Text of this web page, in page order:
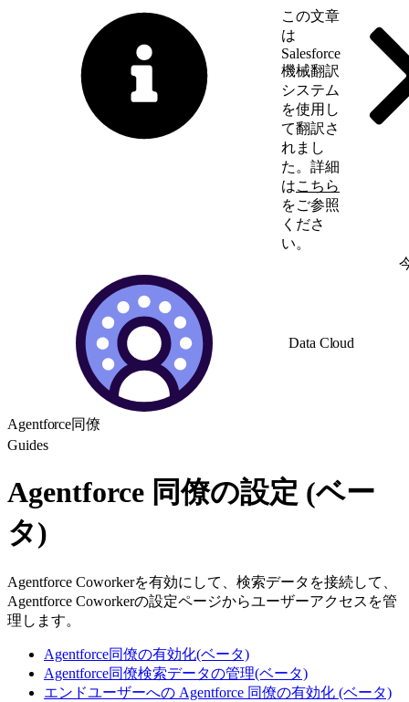
この文章
は
Salesforce
機械翻訳
システム
を使用し
て翻訳さ
れまし
た。詳細
はこちら
をご参照
くださ
い。
Data Cloud
Agentforce同僚
Guides
Agentforce 同僚の設定 (ベー
タ)
Agentforce Coworkerを有効にして、検索データを接続して、
Agentforce Coworkerの設定ページからユーザーアクセスを管
理します。
Agentforce同僚の有効化(ベータ)
Agentforce同僚検索データの管理(ベータ)
エンドユーザーへの Agentforce 同僚の有効化 (ベータ)